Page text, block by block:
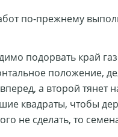
по-прежнему
подорвать край
положение,
а второй тянет
квадраты, чтобы
не сделать, то